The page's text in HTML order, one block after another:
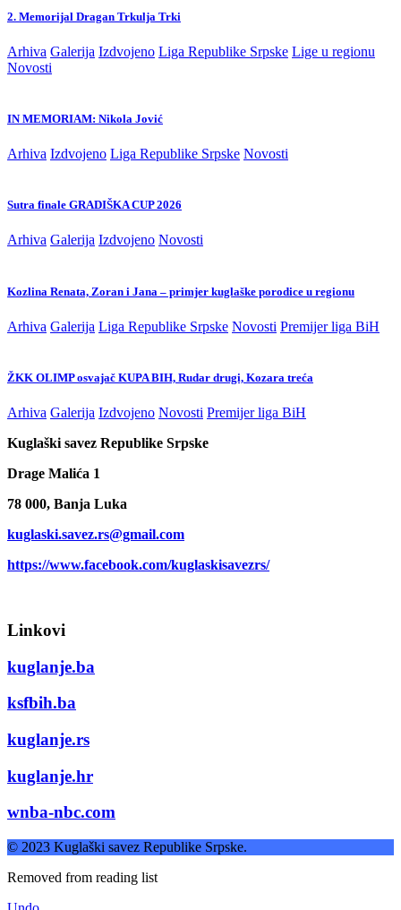
2. Memorijal Dragan Trkulja Trki
Arhiva Galerija Izdvojeno Liga Republike Srpske Lige u regionu
Novosti
IN MEMORIAM: Nikola Jović
Arhiva Izdvojeno Liga Republike Srpske Novosti
Sutra finale GRADIŠKA CUP 2026
Arhiva Galerija Izdvojeno Novosti
Kozlina Renata, Zoran i Jana – primjer kuglaške porodice u regionu
Arhiva Galerija Liga Republike Srpske Novosti Premijer liga BiH
ŽKK OLIMP osvajač KUPA BIH, Rudar drugi, Kozara treća
Arhiva Galerija Izdvojeno Novosti Premijer liga BiH
Kuglaški savez Republike Srpske
Drage Malića 1
78 000, Banja Luka
kuglaski.savez.rs@gmail.com
https://www.facebook.com/kuglaskisavezrs/
Linkovi
kuglanje.ba
ksfbih.ba
kuglanje.rs
kuglanje.hr
wnba-nbc.com
© 2023 Kuglaški savez Republike Srpske.
Removed from reading list